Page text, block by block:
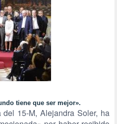
tiene que ser mejor».
15-M, Alejandra Soler, ha